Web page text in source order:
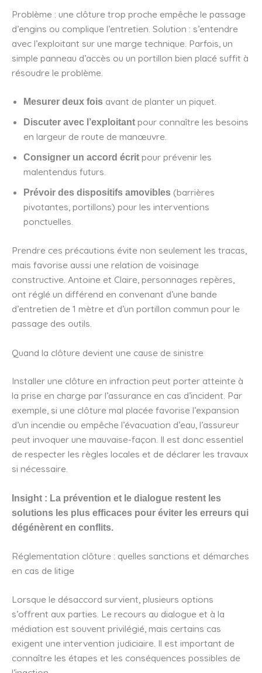
Problème : une clôture trop proche empêche le passage
d’engins ou complique l’entretien. Solution : s’entendre
avec l’exploitant sur une marge technique. Parfois, un
simple panneau d’accès ou un portillon bien placé suffit à
résoudre le problème.
Mesurer deux fois avant de planter un piquet.
Discuter avec l’exploitant pour connaître les besoins
en largeur de route de manœuvre.
Consigner un accord écrit pour prévenir les
malentendus futurs.
Prévoir des dispositifs amovibles (barrières
pivotantes, portillons) pour les interventions
ponctuelles.
Prendre ces précautions évite non seulement les tracas,
mais favorise aussi une relation de voisinage
constructive. Antoine et Claire, personnages repères,
ont réglé un différend en convenant d’une bande
d’entretien de 1 mètre et d’un portillon commun pour le
passage des outils.
Quand la clôture devient une cause de sinistre
Installer une clôture en infraction peut porter atteinte à
la prise en charge par l’assurance en cas d’incident. Par
exemple, si une clôture mal placée favorise l’expansion
d’un incendie ou empêche l’évacuation d’eau, l’assureur
peut invoquer une mauvaise-façon. Il est donc essentiel
de respecter les règles locales et de déclarer les travaux
si nécessaire.
Insight : La prévention et le dialogue restent les
solutions les plus efficaces pour éviter les erreurs qui
dégénèrent en conflits.
Réglementation clôture : quelles sanctions et démarches
en cas de litige
Lorsque le désaccord survient, plusieurs options
s’offrent aux parties. Le recours au dialogue et à la
médiation est souvent privilégié, mais certains cas
exigent une intervention judiciaire. Il est important de
connaître les étapes et les conséquences possibles de